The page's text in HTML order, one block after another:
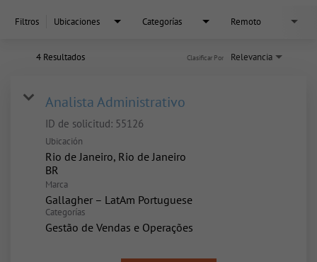
Filtros Ubicaciones Categorías Remoto
4 Resultados Relevancia
Clasificar Por
Analista Administrativo
ID de solicitud: 55126
Ubicación
Rio de Janeiro, Rio de Janeiro
Marca
Gallagher – LatAm Portuguese
Categorías
Gestão de Vendas e Operações